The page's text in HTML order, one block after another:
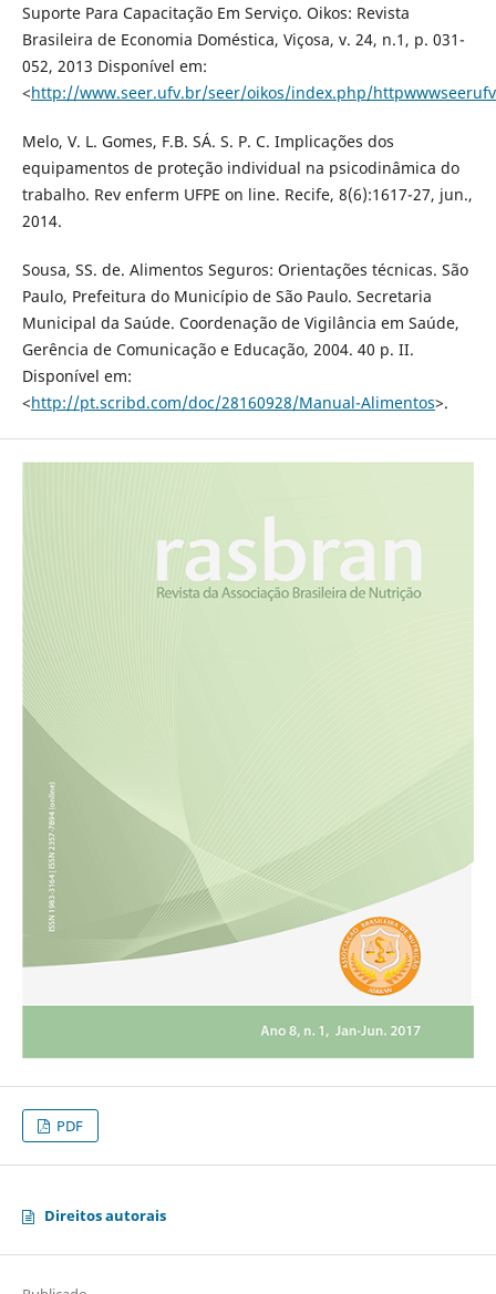
Suporte Para Capacitação Em Serviço. Oikos: Revista
Brasileira de Economia Doméstica, Viçosa, v. 24, n.1, p. 031-
052, 2013 Disponível em:
<http://www.seer.ufv.br/seer/oikos/index.php/
Melo, V. L. Gomes, F.B. SÁ. S. P. C. Implicações dos
equipamentos de proteção individual na psicodinâmica do
trabalho. Rev enferm UFPE on line. Recife, 8(6):1617-27, jun.,
2014.
Sousa, SS. de. Alimentos Seguros: Orientações técnicas. São
Paulo, Prefeitura do Município de São Paulo. Secretaria
Municipal da Saúde. Coordenação de Vigilância em Saúde,
Gerência de Comunicação e Educação, 2004. 40 p. II.
Disponível em:
<http://pt.scribd.com/doc/28160928/Manual-Alimentos>.
PDF
Direitos autorais